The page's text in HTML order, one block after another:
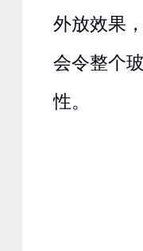
外放效果
会令整个
性。